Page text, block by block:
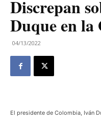
Discrepan
Duque en la
04/13/2022
El presidente de Colombia, Iván